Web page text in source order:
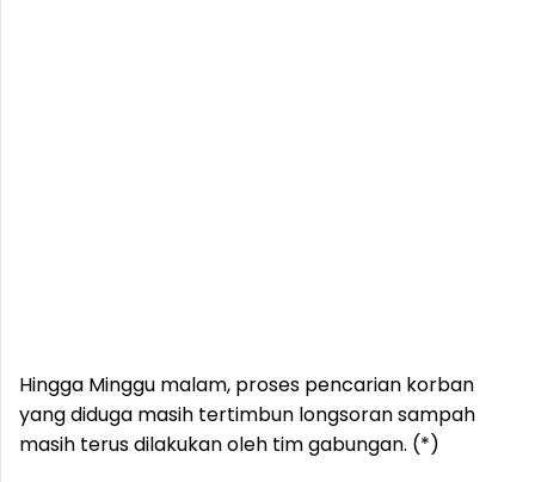
Hingga Minggu malam, proses pencarian korban
yang diduga masih tertimbun longsoran sampah
masih terus dilakukan oleh tim gabungan. (*)